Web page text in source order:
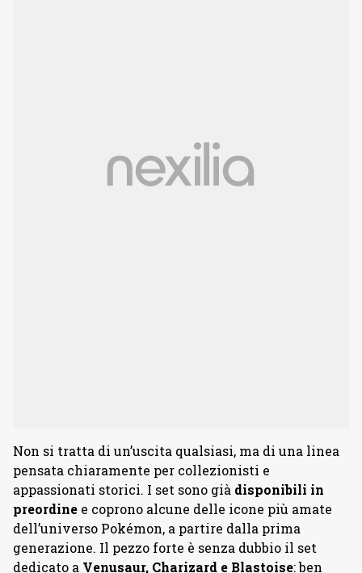
Non si tratta di un’uscita qualsiasi, ma di una linea
pensata chiaramente per collezionisti e
appassionati storici. I set sono già disponibili in
preordine e coprono alcune delle icone più amate
dell’universo Pokémon, a partire dalla prima
generazione. Il pezzo forte è senza dubbio il set
dedicato a Venusaur, Charizard e Blastoise: ben